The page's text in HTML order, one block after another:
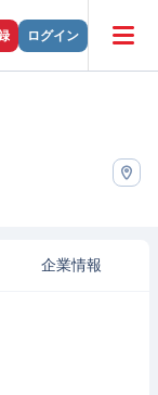
ログイン
企業情報